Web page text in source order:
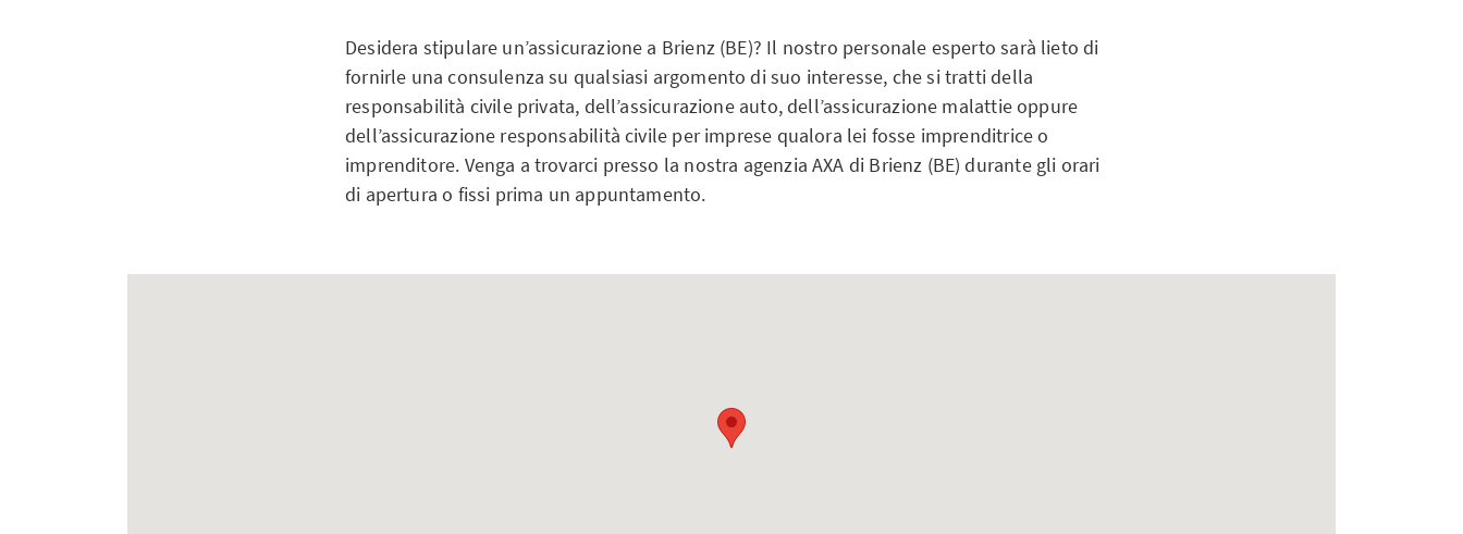
Desidera stipulare un’assicurazione a Brienz (BE)? Il nostro personale esperto sarà lieto di
fornirle una consulenza su qualsiasi argomento di suo interesse, che si tratti della
responsabilità civile privata, dell’assicurazione auto, dell’assicurazione malattie oppure
dell’assicurazione responsabilità civile per imprese qualora lei fosse imprenditrice o
imprenditore. Venga a trovarci presso la nostra agenzia AXA di Brienz (BE) durante gli orari
di apertura o fissi prima un appuntamento.